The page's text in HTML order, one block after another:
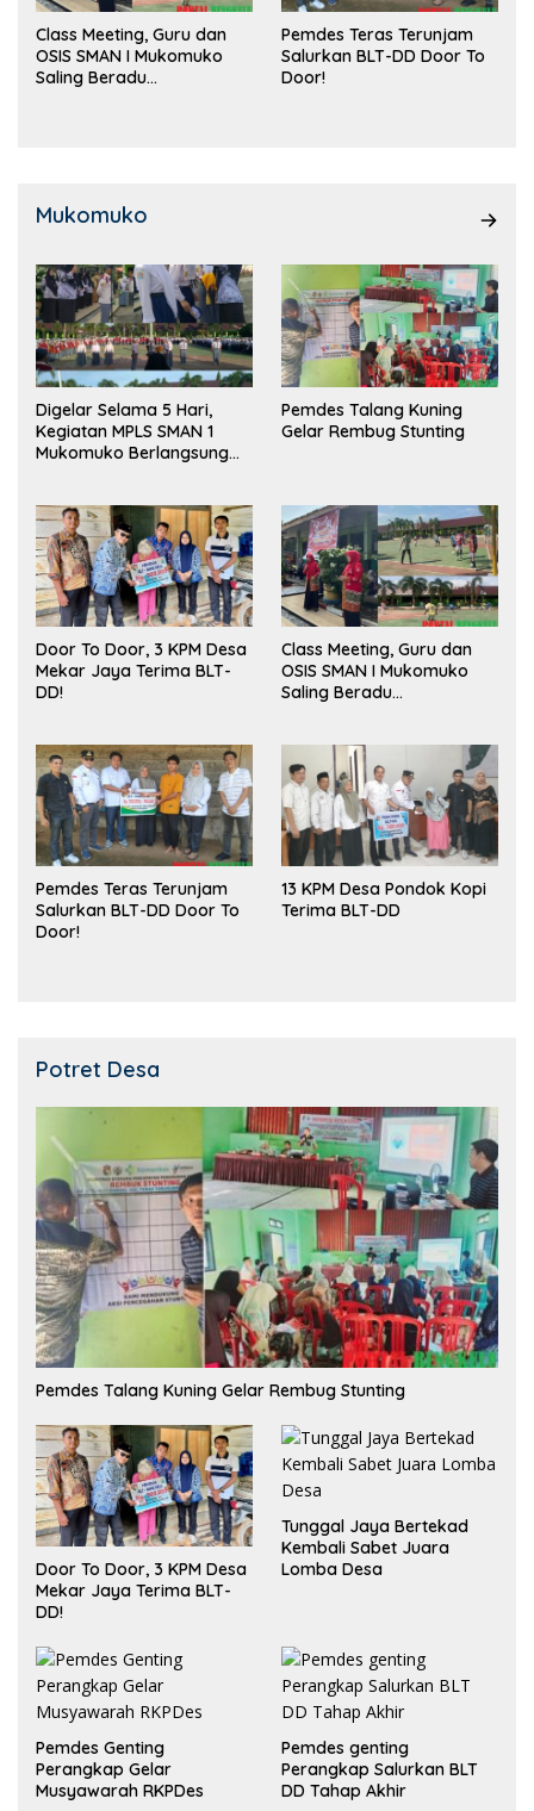
Class Meeting, Guru dan
OSIS SMAN I Mukomuko
Saling Beradu
Pemdes Teras Terunjam
Salurkan BLT-DD Door To
Door!
Mukomuko
Digelar Selama 5 Hari,
Kegiatan MPLS SMAN 1
Mukomuko Berlangsung
Pemdes Talang Kuning
Gelar Rembug Stunting
Door To Door, 3 KPM Desa
Mekar Jaya Terima BLT-
DD!
Class Meeting, Guru dan
OSIS SMAN I Mukomuko
Saling Beradu
Pemdes Teras Terunjam
Salurkan BLT-DD Door To
Door!
13 KPM Desa Pondok Kopi
Terima BLT-DD
Potret Desa
Pemdes Talang Kuning Gelar Rembug Stunting
Door To Door, 3 KPM Desa
Mekar Jaya Terima BLT-
DD!
Tunggal Jaya Bertekad
Kembali Sabet Juara
Lomba Desa
Pemdes Genting
Perangkap Gelar
Musyawarah RKPDes
Pemdes genting
Perangkap Salurkan BLT
DD Tahap Akhir